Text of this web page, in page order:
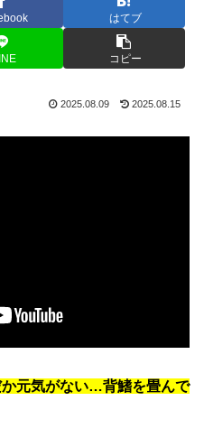
はてブ
コピー
2025.08.09 2025.08.15
か元気がない…背鰭を畳んで